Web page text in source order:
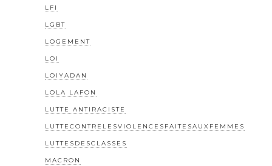
LFI
LGBT
LOGEMENT
LOI
LOIYADAN
LOLA LAFON
LUTTE ANTIRACISTE
LUTTECONTRELESVIOLENCESFAITESAUXFEMMES
LUTTESDESCLASSES
MACRON